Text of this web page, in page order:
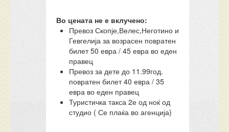
Во цената не е вклучено:
Превоз Скопје,Велес,Неготино и
Гевгелија за возрасен повратен
билет 50 евра / 45 евра во еден
правец
Превоз за дете до 11.99год.
повратен билет 40 евра / 35
евра во еден правец
Туристичка такса 2е од ноќ од
студио ( Се плаќа во агенција)